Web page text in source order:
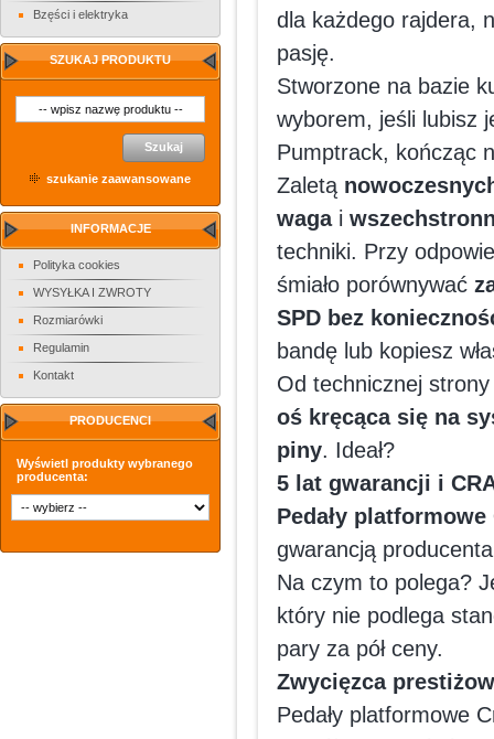
Bzęści i elektryka
SZUKAJ PRODUKTU
Szukaj
szukanie zaawansowane
INFORMACJE
Polityka cookies
WYSYŁKA I ZWROTY
Rozmiarówki
Regulamin
Kontakt
PRODUCENCI
Wyświetl produkty wybranego
producenta:
dla każdego rajdera,
pasję.
Stworzone na bazie
wyborem, jeśli lubisz
Pumptrack, kończąc
Zaletą
wagai
techniki. Przy
śmiało porównywać
SPD bez
bandę lub kopiesz
Od technicznej
oś kręcąca się na
piny. Ideał?
5 lat gwarancji i
Pedały
gwarancją producenta
Na czym to polega?
który nie podlega
pary za pół ceny.
Zwycięzca
Pedały platformowe